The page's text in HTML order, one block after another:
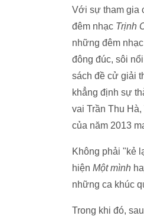
Với sự tham gia
đêm nhạc Trịnh
những đêm
đông đúc, sôi
sách đề cử giải
khẳng định sự
vai Trần Thu Hà,
của năm 2013
Không phải "kẻ
hiện Một mình
những ca khúc
Trong khi đó,